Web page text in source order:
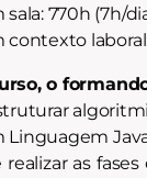
770h (7h/
contexto
o
Linguagem
realizar as